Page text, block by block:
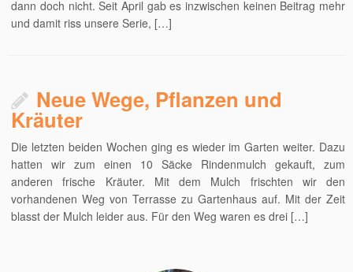
dann doch nicht. Seit April gab es inzwischen keinen Beitrag mehr
und damit riss unsere Serie, […]
Neue Wege, Pflanzen und
Kräuter
Die letzten beiden Wochen ging es wieder im Garten weiter. Dazu
hatten wir zum einen 10 Säcke Rindenmulch gekauft, zum
anderen frische Kräuter. Mit dem Mulch frischten wir den
vorhandenen Weg von Terrasse zu Gartenhaus auf. Mit der Zeit
blasst der Mulch leider aus. Für den Weg waren es drei […]